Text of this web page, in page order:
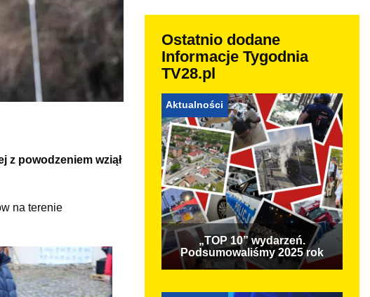
z powodzeniem wziął
na terenie
Ostatnio dodane
Informacje Tygodnia
TV28.pl
Aktualności
„TOP 10” wydarzeń.
Podsumowaliśmy 2025 rok